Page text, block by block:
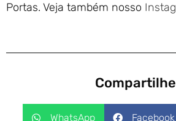
Portas. Veja também nosso
WhatsApp Facebook